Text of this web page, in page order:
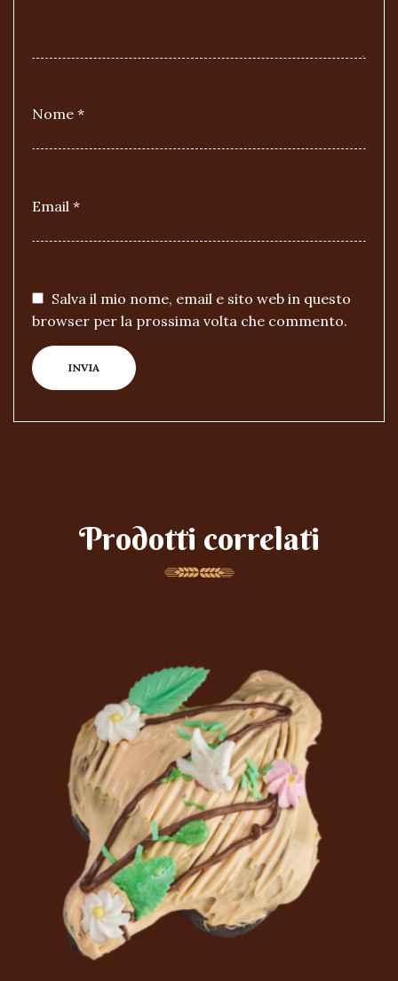
Nome *
Email *
Salva il mio nome, email e sito web in questo
browser per la prossima volta che commento.
Prodotti correlati